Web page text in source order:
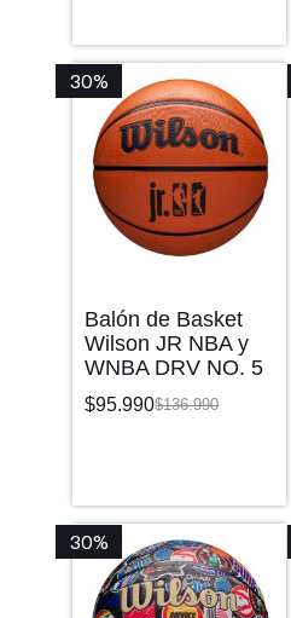
30%
Balón de Basket
Wilson JR NBA y
WNBA DRV NO. 5
$136.990
$95.990
30%